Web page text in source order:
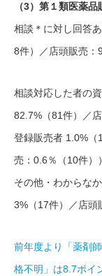
（3）第１類医薬
相談＊に対し回答
8件）／店頭販売：
相談対応した者の
82.7%（81件）／
登録販売者 1.0%（
売：0.6％（10件）
その他・わからな
3%（17件）／店頭
前年度より「薬剤
格不明」は8.7ポイ